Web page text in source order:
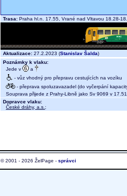
Trasa: Praha hl.n. 17.55, Vrané nad Vltavou 18.28-
Aktualizace: 27.2.2023 (Stanislav Šalda)
Poznámky k vlaku:
Jede v
a
- vůz vhodný pro přepravu cestujících na vozíku
- přeprava spoluzavazadel (do vyčerpání
Souprava přijede z Prahy-Libně jako Sv 9069 v 17.51
Dopravce vlaku:
České dráhy, a.s. ;
© 2001 - 2026 ŽelPage - správci